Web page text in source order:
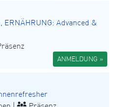
ERNÄHRUNG: Advanced &
ANMELDUNG »